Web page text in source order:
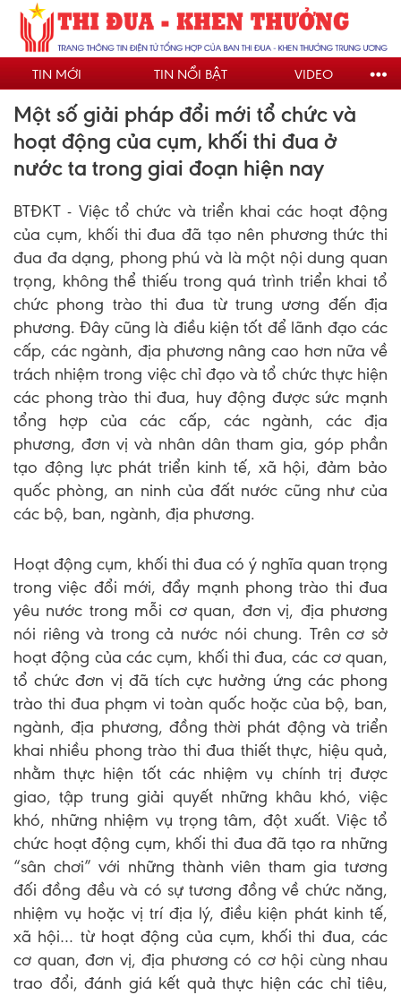
Nhảy
đến
nội
dungTIN MỚI TIN NỔI BẬT VIDEO
Một số giải pháp đổi mới tổ chức và
hoạt động của cụm, khối thi đua ở
nước ta trong giai đoạn hiện nay
BTĐKT - Việc tổ chức và triển khai các hoạt động
của cụm, khối thi đua đã tạo nên phương thức thi
đua đa dạng, phong phú và là một nội dung quan
trọng, không thể thiếu trong quá trình triển khai tổ
chức phong trào thi đua từ trung ương đến địa
phương. Đây cũng là điều kiện tốt để lãnh đạo các
cấp, các ngành, địa phương nâng cao hơn nữa về
trách nhiệm trong việc chỉ đạo và tổ chức thực hiện
các phong trào thi đua, huy động được sức mạnh
tổng hợp của các cấp, các ngành, các địa
phương, đơn vị và nhân dân tham gia, góp phần
tạo động lực phát triển kinh tế, xã hội, đảm bảo
quốc phòng, an ninh của đất nước cũng như của
các bộ, ban, ngành, địa phương.
Hoạt động cụm, khối thi đua có ý nghĩa quan trọng
trong việc đổi mới, đẩy mạnh phong trào thi đua
yêu nước trong mỗi cơ quan, đơn vị, địa phương
nói riêng và trong cả nước nói chung. Trên cơ sở
hoạt động của các cụm, khối thi đua, các cơ quan,
tổ chức đơn vị đã tích cực hưởng ứng các phong
trào thi đua phạm vi toàn quốc hoặc của bộ, ban,
ngành, địa phương, đồng thời phát động và triển
khai nhiều phong trào thi đua thiết thực, hiệu quả,
nhằm thực hiện tốt các nhiệm vụ chính trị được
giao, tập trung giải quyết những khâu khó, việc
khó, những nhiệm vụ trọng tâm, đột xuất. Việc tổ
chức hoạt động cụm, khối thi đua đã tạo ra những
“sân chơi” với những thành viên tham gia tương
đối đồng đều và có sự tương đồng về chức năng,
nhiệm vụ hoặc vị trí địa lý, điều kiện phát kinh tế,
xã hội… từ hoạt động của cụm, khối thi đua, các
cơ quan, đơn vị, địa phương có cơ hội cùng nhau
trao đổi, đánh giá kết quả thực hiện các chỉ tiêu,